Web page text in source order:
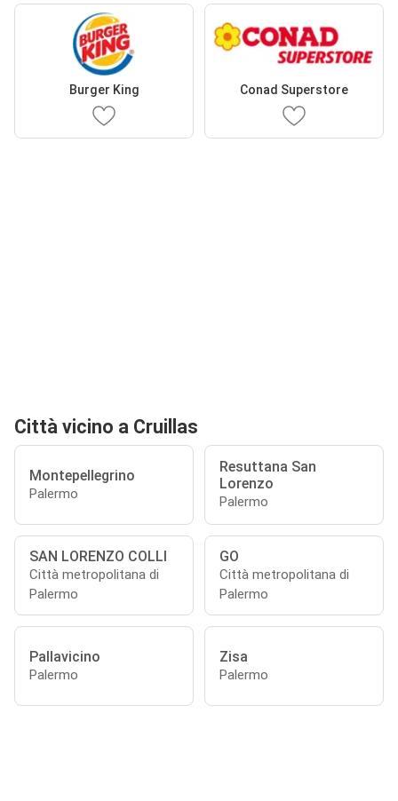
Burger King Conad Superstore
Città vicino a Cruillas
Montepellegrino
Palermo
Resuttana San
Lorenzo
Palermo
SAN LORENZO COLLI
Città metropolitana di
Palermo
GO
Città metropolitana di
Palermo
Pallavicino
Palermo
Zisa
Palermo